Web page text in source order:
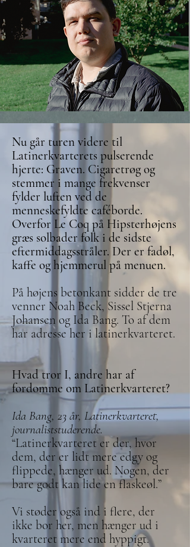
Nu går turen videre til
Latinerkvarterets pulserende
hjerte: Graven. Cigaretrøg og
stemmer i mange frekvenser
fylder luften ved de
menneskefyldte caféborde.
Overfor Le Coq på Hipsterhøjens
græs solbader folk i de sidste
eftermiddagsstråler. Der er fadøl,
kaffe og hjemmerul på menuen.
På højens betonkant sidder de tre
venner Noah Beck, Sissel Stjerna
Johansen og Ida Bang. To af dem
har adresse her i latinerkvarteret.
Hvad tror I, andre har af
fordomme om Latinerkvarteret?
Ida Bang, 23 år, Latinerkvarteret,
journaliststuderende.
“Latinerkvarteret er der, hvor
dem, der er lidt mere edgy og
flippede, hænger ud. Nogen, der
bare godt kan lide en flaskeøl.”
Vi støder også ind i flere, der
ikke bor her, men hænger ud i
kvarteret mere end hyppigt.